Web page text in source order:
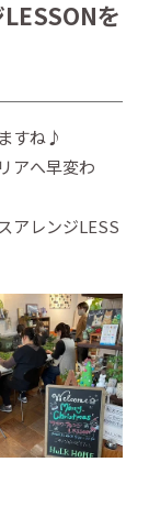
を
すね♪
アへ早変わ
アレンジLESS